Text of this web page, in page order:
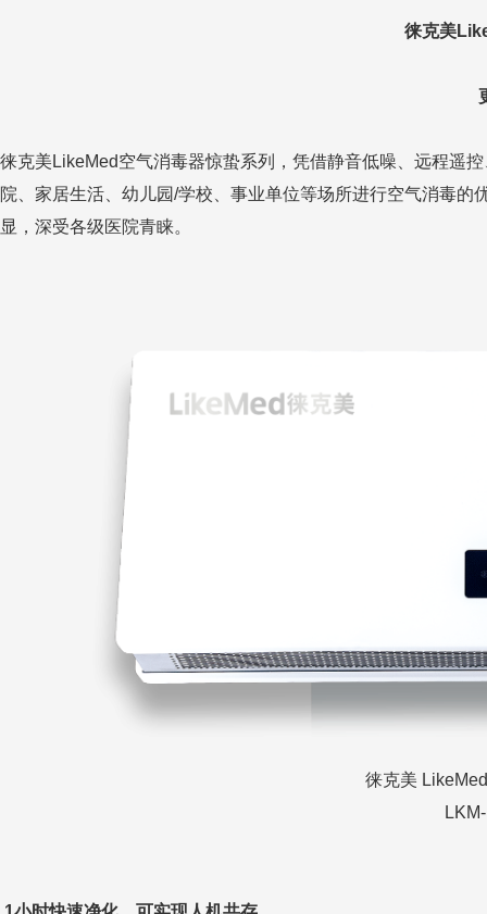
徕克美
徕克美 LikeMed空气消毒器惊蛰系列，凭借静音低噪、远程遥
院、家居生活、幼儿园/学校、事业单位等场所进行空气消毒的
显，深受各级医院青睐。
徕克美